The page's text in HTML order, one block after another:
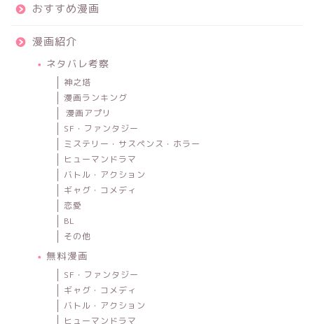
おすすめ漫画
漫画紹介
ネタバレ考察
神之塔
漫画ランキング
漫画アプリ
SF・ファンタジー
ミステリー・サスペンス・ホラー
ヒューマンドラマ
バトル・アクション
ギャグ・コメディ
恋愛
BL
その他
無料漫画
SF・ファンタジー
ギャグ・コメディ
バトル・アクション
ヒューマンドラマ